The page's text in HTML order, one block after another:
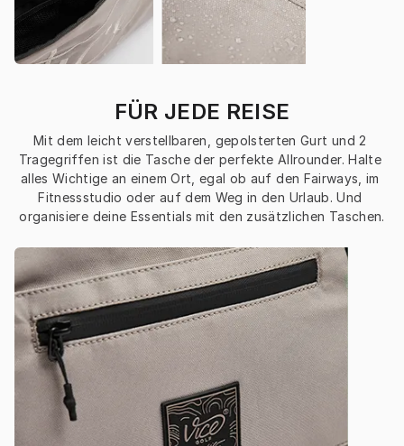
FÜR JEDE REISE
Mit dem leicht verstellbaren, gepolsterten Gurt und 2
Tragegriffen ist die Tasche der perfekte Allrounder. Halte
alles Wichtige an einem Ort, egal ob auf den Fairways, im
Fitnessstudio oder auf dem Weg in den Urlaub. Und
organisiere deine Essentials mit den zusätzlichen Taschen.